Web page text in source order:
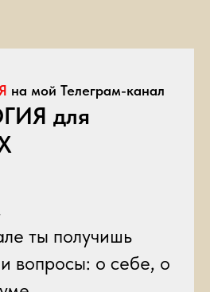
на мой Телеграм-канал
для
ты получишь
вопросы: о себе, о